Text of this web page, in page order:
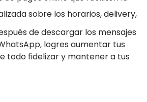
sobre los horarios, delivery,
de descargar los mensajes
logres aumentar tus
todo fidelizar y mantener a tus